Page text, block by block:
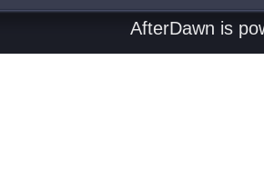
AfterDawn is